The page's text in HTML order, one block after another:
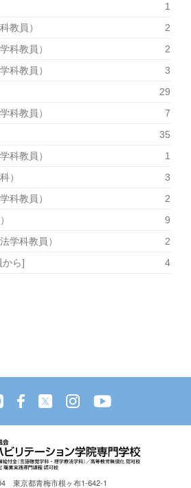
1
教員）
2
科教員）
2
科教員）
3
29
科教員）
7
35
科教員）
1
）
3
科教員）
2
9
学科教員）
2
ら]
4
東京都青梅市根ヶ布1-642-1